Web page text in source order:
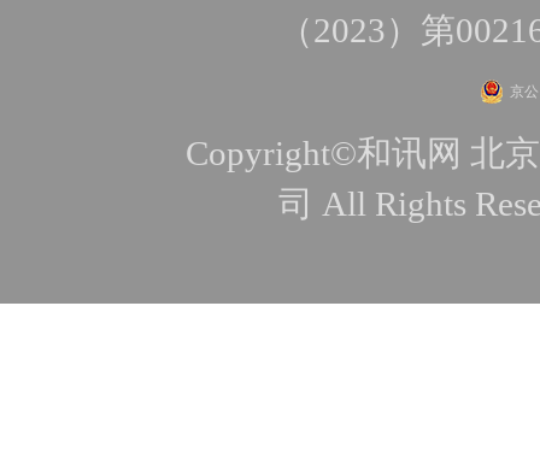
（2023）第
京
Copyright©和讯网 北
司 All Rights